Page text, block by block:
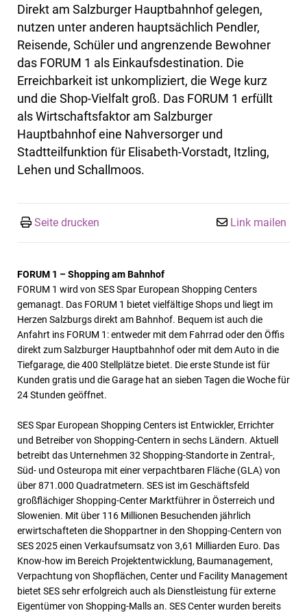
Direkt am Salzburger Hauptbahnhof gelegen,
nutzen unter anderen hauptsächlich Pendler,
Reisende, Schüler und angrenzende Bewohner
das FORUM 1 als Einkaufsdestination. Die
Erreichbarkeit ist unkompliziert, die Wege kurz
und die Shop-Vielfalt groß. Das FORUM 1 erfüllt
als Wirtschaftsfaktor am Salzburger
Hauptbahnhof eine Nahversorger und
Stadtteilfunktion für Elisabeth-Vorstadt, Itzling,
Lehen und Schallmoos.
Seite drucken Link mailen
FORUM 1 – Shopping am Bahnhof
FORUM 1 wird von SES Spar European Shopping Centers
gemanagt. Das FORUM 1 bietet vielfältige Shops und liegt im
Herzen Salzburgs direkt am Bahnhof. Bequem ist auch die
Anfahrt ins FORUM 1: entweder mit dem Fahrrad oder den Öffis
direkt zum Salzburger Hauptbahnhof oder mit dem Auto in die
Tiefgarage, die 400 Stellplätze bietet. Die erste Stunde ist für
Kunden gratis und die Garage hat an sieben Tagen die Woche für
24 Stunden geöffnet.
SES Spar European Shopping Centers ist Entwickler, Errichter
und Betreiber von Shopping-Centern in sechs Ländern. Aktuell
betreibt das Unternehmen 32 Shopping-Standorte in Zentral-,
Süd- und Osteuropa mit einer verpachtbaren Fläche (GLA) von
über 871.000 Quadratmetern. SES ist im Geschäftsfeld
großflächiger Shopping-Center Marktführer in Österreich und
Slowenien. Mit über 116 Millionen Besuchenden jährlich
erwirtschafteten die Shoppartner in den Shopping-Centern von
SES 2025 einen Verkaufsumsatz von 3,61 Milliarden Euro. Das
Know-how im Bereich Projektentwicklung, Baumanagement,
Verpachtung von Shopflächen, Center und Facility Management
bietet SES sehr erfolgreich auch als Dienstleistung für externe
Eigentümer von Shopping-Malls an. SES Center wurden bereits